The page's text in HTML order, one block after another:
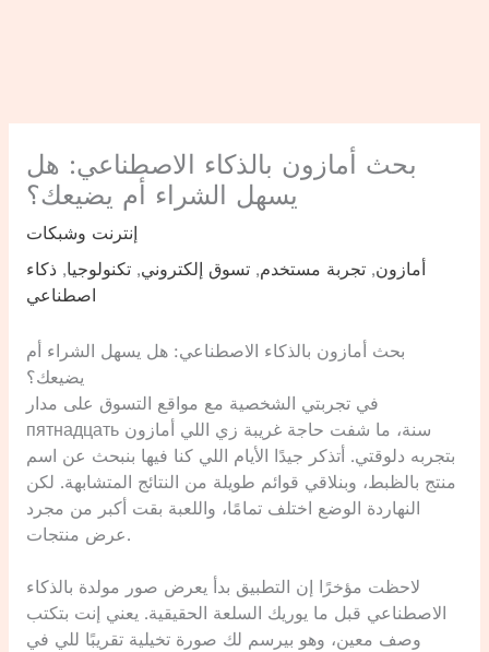
بحث أمازون بالذكاء الاصطناعي: هل
يسهل الشراء أم يضيعك؟
إنترنت وشبكات
أمازون,تجربة مستخدم,تسوق إلكتروني,تكنولوجيا,ذكاء
اصطناعي
بحث أمازون بالذكاء الاصطناعي: هل يسهل الشراء أم
يضيعك؟
في تجربتي الشخصية مع مواقع التسوق على مدار
пятнадцать سنة، ما شفت حاجة غريبة زي اللي أمازون
بتجربه دلوقتي. أتذكر جيدًا الأيام اللي كنا فيها بنبحث عن اسم
منتج بالظبط، وبنلاقي قوائم طويلة من النتائج المتشابهة. لكن
النهاردة الوضع اختلف تمامًا، واللعبة بقت أكبر من مجرد
عرض منتجات.
لاحظت مؤخرًا إن التطبيق بدأ يعرض صور مولدة بالذكاء
الاصطناعي قبل ما يوريك السلعة الحقيقية. يعني إنت بتكتب
وصف معين، وهو بيرسم لك صورة تخيلية تقريبًا للي في